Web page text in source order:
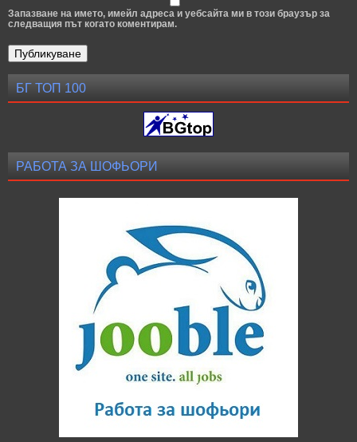
Запазване на името, имейл адреса и уебсайта ми в този браузър за
следващия път когато коментирам.
БГ ТОП 100
РАБОТА ЗА ШОФЬОРИ